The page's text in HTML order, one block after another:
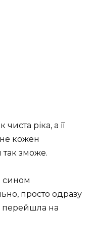
ріка, а її
кожен
так зможе.
сином
просто одразу
перейшла на